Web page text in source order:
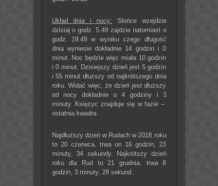
Układ dnia i nocy: Słońce wzejdzie
dzisiaj o godz. 5.49 zajdzie natomiast o
godz. 19.49 w wyniku czego długość
dnia wyniesie dokładnie 14 godzin i 0
minut. Noc będzie więc miała 10 godzin
i 0 minut. Dzisiejszy dzień jest 5 godzin
i 55 minut dłuższy od najkrótszego dnia
roku. Widać więc, że dzień jest dłuższy
od nocy dokładnie o 4 godziny i 3
minuty. Księżyc znajduje się w fazie –
ostatnia kwadra.
Najdłuższy dzień w Rudach w 2018 roku
to 20 czerwca, trwa on 16 godzin, 23
minuty, 34 sekundy. Najkrótszy dzień
roku dla Rud to 21 grudnia, trwa 8
godzin, 3 minuty, 28 sekund.